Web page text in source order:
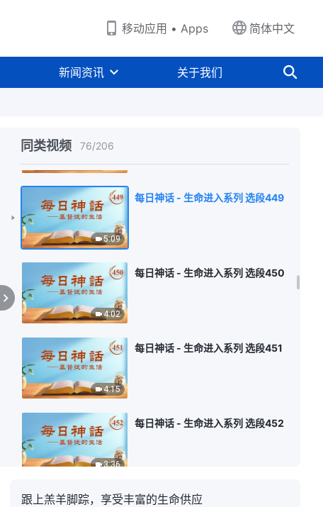
移动应用 • Apps 简体中文
新闻资讯 关于我们
同类视频 76/206
4:05
7:21
5:09
每日神话 - 生命进入系列 选段449
4:02
每日神话 - 生命进入系列 选段450
4:15
每日神话 - 生命进入系列 选段451
3:36
每日神话 - 生命进入系列 选段452
每日神话 - 生命进入系列 选段453
跟上羔羊脚踪，享受丰富的生命供应